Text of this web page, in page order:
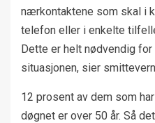
nærkontaktene som skal i
telefon eller i enkelte
Dette er helt nødvendig
situasjonen, sier
12 prosent av dem som
døgnet er over 50 år. Så